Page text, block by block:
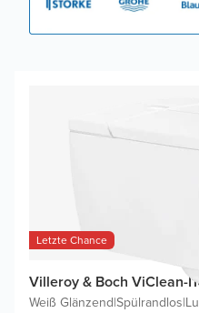
Letzte Chance
Villeroy & Boch ViClean-
Weiß Glänzend|Spülrandlos|